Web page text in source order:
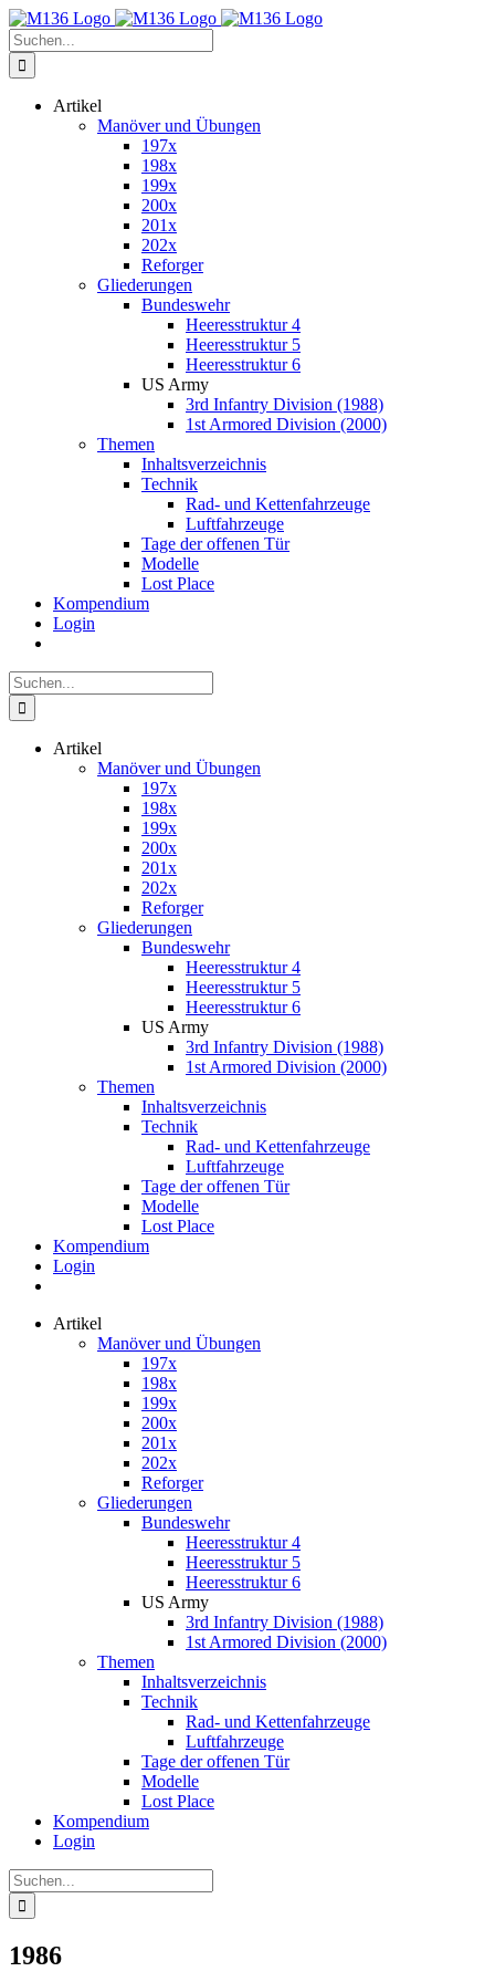
Zum
Inhalt
springen
Suche
nach:
Artikel
Manöver und Übungen
197x
198x
199x
200x
201x
202x
Reforger
Gliederungen
Bundeswehr
Heeresstruktur 4
Heeresstruktur 5
Heeresstruktur 6
US Army
3rd Infantry Division (1988)
1st Armored Division (2000)
Themen
Inhaltsverzeichnis
Technik
Rad- und Kettenfahrzeuge
Luftfahrzeuge
Tage der offenen Tür
Modelle
Lost Place
Kompendium
Login
Suche
nach:
Artikel
Manöver und Übungen
197x
198x
199x
200x
201x
202x
Reforger
Gliederungen
Bundeswehr
Heeresstruktur 4
Heeresstruktur 5
Heeresstruktur 6
US Army
3rd Infantry Division (1988)
1st Armored Division (2000)
Themen
Inhaltsverzeichnis
Technik
Rad- und Kettenfahrzeuge
Luftfahrzeuge
Tage der offenen Tür
Modelle
Lost Place
Kompendium
Login
Artikel
Manöver und Übungen
197x
198x
199x
200x
201x
202x
Reforger
Gliederungen
Bundeswehr
Heeresstruktur 4
Heeresstruktur 5
Heeresstruktur 6
US Army
3rd Infantry Division (1988)
1st Armored Division (2000)
Themen
Inhaltsverzeichnis
Technik
Rad- und Kettenfahrzeuge
Luftfahrzeuge
Tage der offenen Tür
Modelle
Lost Place
Kompendium
Login
Suche
nach:
1986